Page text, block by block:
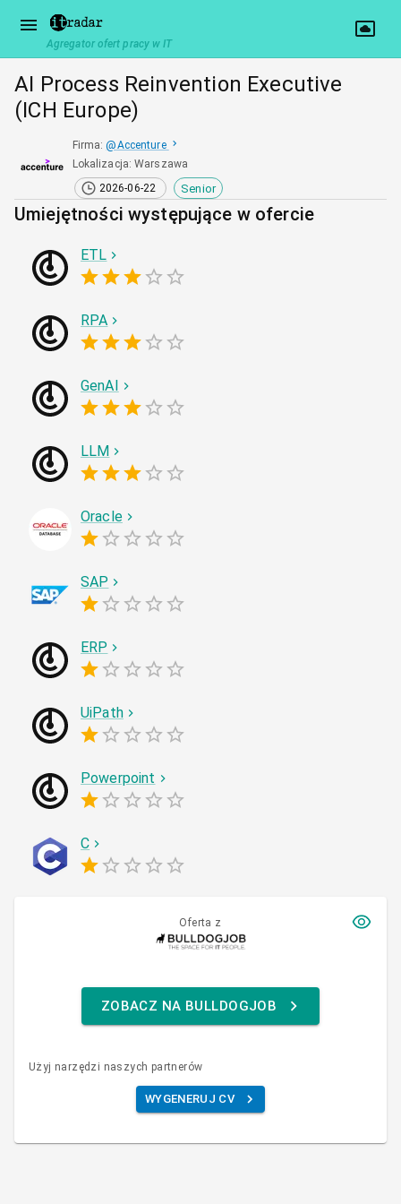
Agregator ofert pracy w IT
AI Process Reinvention Executive
(ICH Europe)
Firma: @Accenture
Lokalizacja:Warszawa
2026-06-22
Senior
Umiejętności występujące w ofercie
ETL
RPA
GenAI
LLM
Oracle
SAP
ERP
UiPath
Powerpoint
C
Oferta z
ZOBACZ NA BULLDOGJOB
Użyj narzędzi naszych partnerów
WYGENERUJ CV